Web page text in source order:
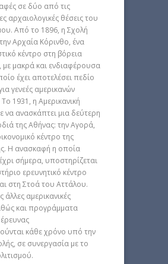
σε δύο από τις
αρχαιολογικές θέσεις του
Από το 1896, η Σχολή
Αρχαία Κόρινθο, ένα
κέντρο στη βόρεια
μακρά και ενδιαφέρουσα
έχει αποτελέσει πεδίο
γενεές αμερικανών
1931, η Αμερικανική
να ανασκάπτει μια δεύτερη
της Αθήνας: την Αγορά,
κέντρο της
Η ανασκαφή η οποία
σήμερα, υποστηρίζεται
ερευνητικό κέντρο
στη Στοά του Αττάλου.
άλλες αμερικανικές
και προγράμματα
κάθε χρόνο υπό την
σε συνεργασία με το